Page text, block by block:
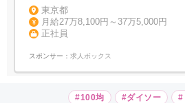
東京都
月給27万8,100円～37万5,000円
正社員
スポンサー： 求人ボックス
#100均 #ダイソー #